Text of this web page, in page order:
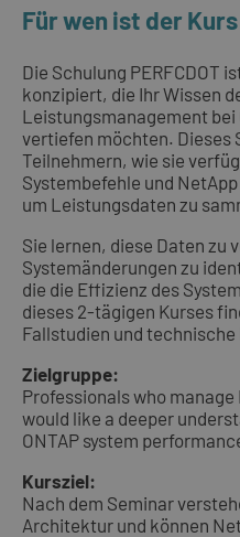
Für wen ist der
Die Schulung PERFCDOT
konzipiert, die Ihr Wissen
Leistungsmanagement bei
vertiefen möchten. Dieses
Teilnehmern, wie sie
Systembefehle und
um Leistungsdaten zu
Sie lernen, diese Daten zu
Systemänderungen zu
die die Effizienz des
dieses 2-tägigen Kurses
Fallstudien und
Zielgruppe:
Professionals who
would like a deeper
ONTAP system
Kursziel:
Nach dem Seminar
Architektur und können